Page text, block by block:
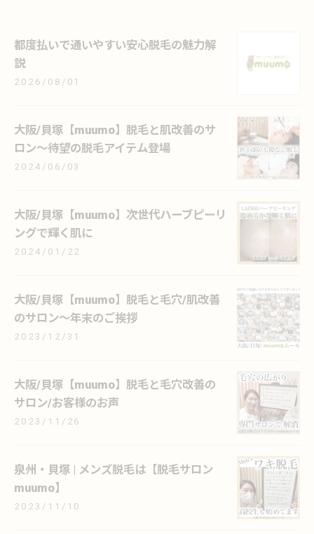
都度払いで通いやすい安心脱毛の魅力解
説
2026/08/01
大阪/貝塚【muumo】脱毛と肌改善のサ
ロン～待望の脱毛アイテム登場
2024/06/03
大阪/貝塚【muumo】次世代ハーブピーリ
ングで輝く肌に
2024/01/22
大阪/貝塚【muumo】脱毛と毛穴/肌改善
のサロン～年末のご挨拶
2023/12/31
大阪/貝塚【muumo】脱毛と毛穴改善の
サロン/お客様のお声
2023/11/26
泉州・貝塚 | メンズ脱毛は【脱毛サロン
muumo】
2023/11/10